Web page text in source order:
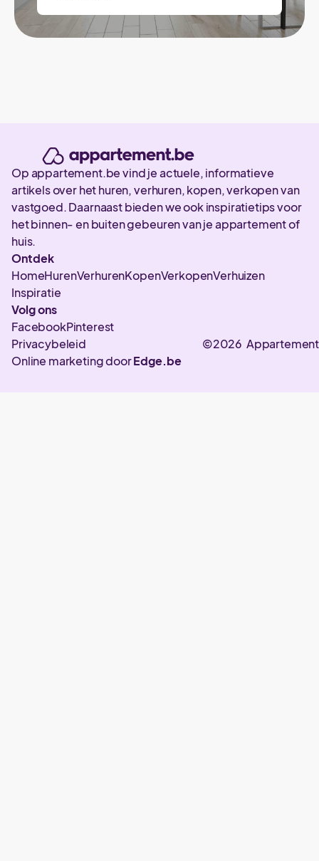
Op appartement.be vind je actuele, informatieve
artikels over het huren, verhuren, kopen, verkopen van
vastgoed. Daarnaast bieden we ook inspiratietips voor
het binnen- en buiten gebeuren van je appartement of
huis.
Ontdek
HomeHurenVerhurenKopenVerkopenVerhuizen
Inspiratie
Volg ons
FacebookPinterest
©2026
Privacybeleid
Online marketing doorEdge.be